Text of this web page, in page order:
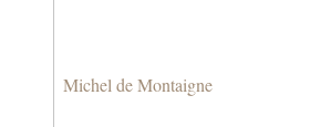
Michel de Montaigne